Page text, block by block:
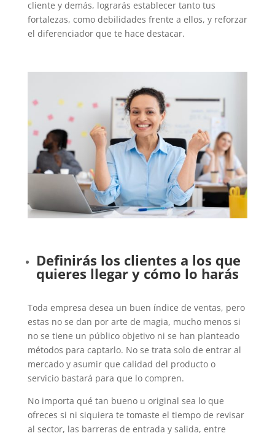
cliente y demás, lograrás establecer tanto tus
fortalezas, como debilidades frente a ellos, y reforzar
el diferenciador que te hace destacar.
Definirás los clientes a los que
quieres llegar y cómo lo harás
Toda empresa desea un buen índice de ventas, pero
estas no se dan por arte de magia, mucho menos si
no se tiene un público objetivo ni se han planteado
métodos para captarlo. No se trata solo de entrar al
mercado y asumir que calidad del producto o
servicio bastará para que lo compren.
No importa qué tan bueno u original sea lo que
ofreces si ni siquiera te tomaste el tiempo de revisar
al sector, las barreras de entrada y salida, entre